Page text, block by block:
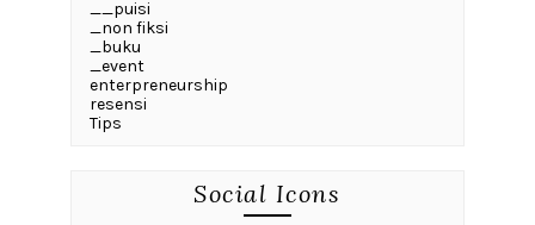
__puisi
_non fiksi
_buku
_event
enterpreneurship
resensi
Tips
Social Icons